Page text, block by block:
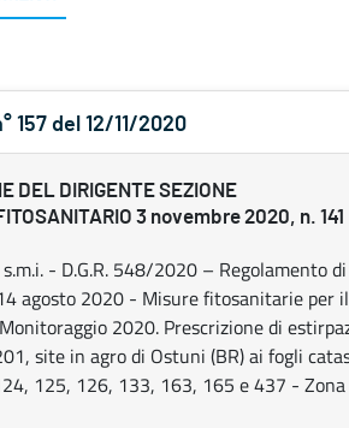
157 del 12/11/2020
DEL DIRIGENTE SEZIONE
3 novembre 2020, n. 141
- D.G.R. 548/2020 – Regolamento
agosto 2020 - Misure fitosanitarie per
2020. Prescrizione di
site in agro di Ostuni (BR) ai fogli
125, 126, 133, 163, 165 e 437 -